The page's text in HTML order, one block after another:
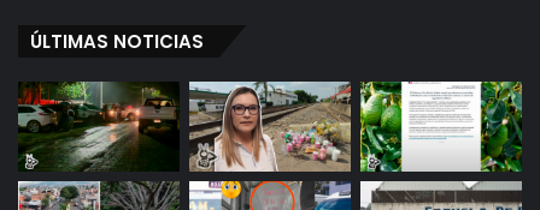
ÚLTIMAS NOTICIAS